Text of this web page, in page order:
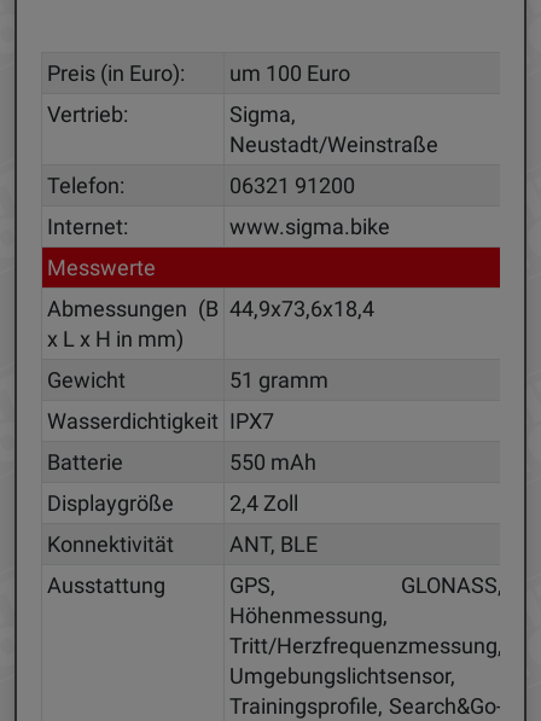
Preis (in Euro):
um 100 Euro
Vertrieb:
Sigma,
Neustadt/Weinstraße
Telefon:
06321 91200
Internet:
www.sigma.bike
Messwerte
Abmessungen (B
x L x H in mm)
44,9x73,6x18,4
Gewicht
51 gramm
Wasserdichtigkeit IPX7
Batterie
550 mAh
Displaygröße
2,4 Zoll
Konnektivität
ANT, BLE
Ausstattung
GPS, GLONASS,
Höhenmessung,
Tritt/Herzfrequenzmessung,
Umgebungslichtsensor,
Trainingsprofile, Search&Go-